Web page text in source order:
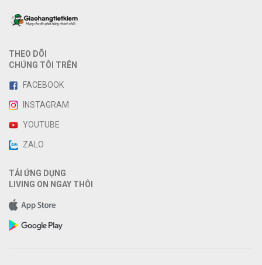
THEO DÕI
CHÚNG TÔI TRÊN
FACEBOOK
INSTAGRAM
YOUTUBE
ZALO
TẢI ỨNG DỤNG
LIVING ON NGAY THÔI